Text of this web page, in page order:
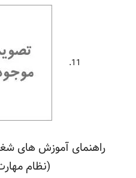
11.
راهنمای آموزش های
(نظام